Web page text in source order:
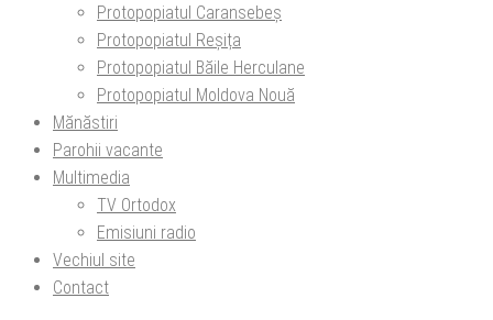
Protopopiatul Caransebeș
Protopopiatul Reșița
Protopopiatul Băile Herculane
Protopopiatul Moldova Nouă
Mănăstiri
Parohii vacante
Multimedia
TV Ortodox
Emisiuni radio
Vechiul site
Contact